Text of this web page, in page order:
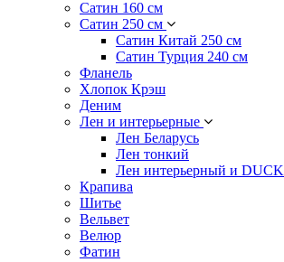
Сатин 160 см
Сатин 250 см
Сатин Китай 250 см
Сатин Турция 240 см
Фланель
Хлопок Крэш
Деним
Лен и интерьерные
Лен Беларусь
Лен тонкий
Лен интерьерный и DUCK
Крапива
Шитье
Вельвет
Велюр
Фатин